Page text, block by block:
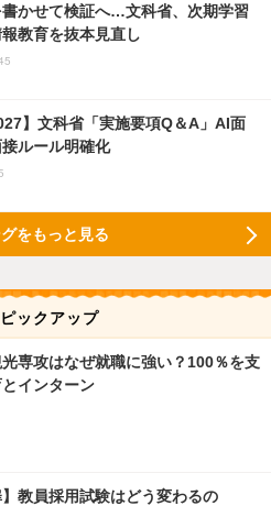
かせて検証へ…文科省、次期学習
教育を抜本見直し
】文科省「実施要項Q＆A」AI面
ルール明確化
をもっと見る
ックアップ
専攻はなぜ就職に強い？100％を支
インターン
】教員採用試験はどう変わるの